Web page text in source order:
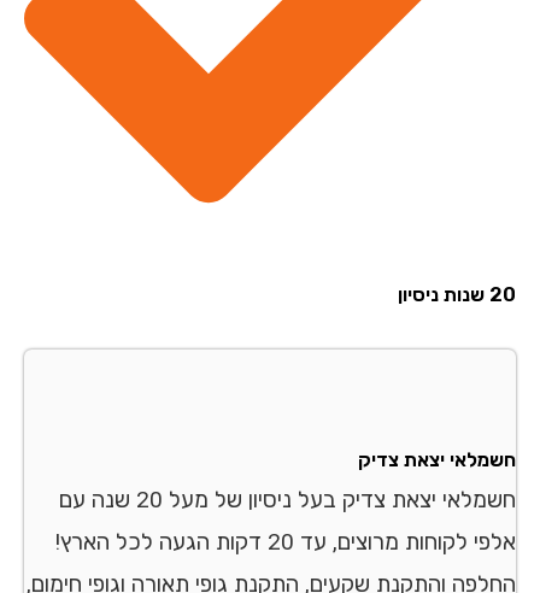
יצאת צדיק
חשמלאי יצאת צדיק בעל ניסיון של מעל 20 שנה עם
אלפי לקוחות מרוצים, עד 20 דקות הגעה לכל הארץ!
והתקנת שקעים, התקנת גופי תאורה וגופי חימום,